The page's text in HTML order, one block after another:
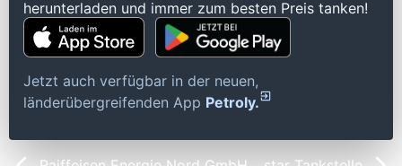
herunterladen und immer zum besten Preis tanken!
Jetzt auch verfügbar in der neuen,
länderübergreifenden App Petroly.